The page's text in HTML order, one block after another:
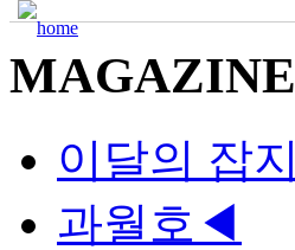
MAGAZINE
이달의 잡지
과월호 ◀